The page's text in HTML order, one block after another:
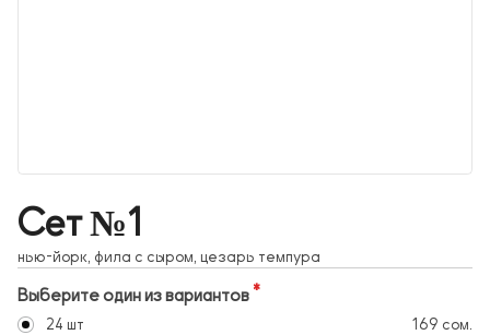
Сет №1
нью-йорк, фила с сыром, цезарь темпура
Выберите один из вариантов
24 шт 169 сом.